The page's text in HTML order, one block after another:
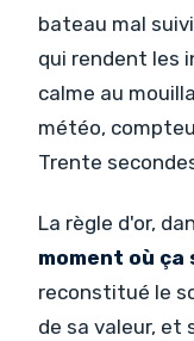
bateau mal
qui rendent les
calme au
météo,
Trente
La règle d'or,
moment où ça
reconstitué le
de sa valeur,